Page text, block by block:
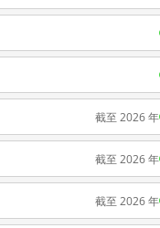
截至 2026 年
截至 2026 年
截至 2026 年